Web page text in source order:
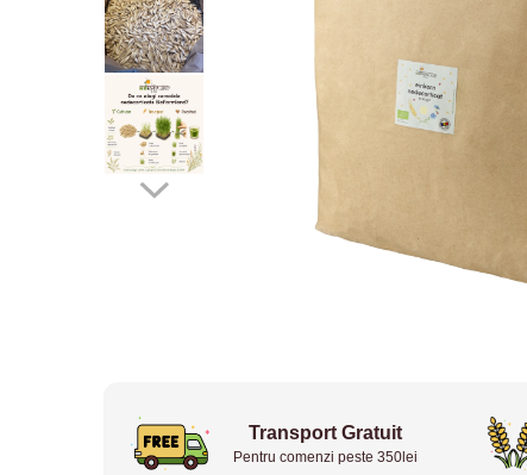
Transport Gratuit
Pentru comenzi peste 350lei